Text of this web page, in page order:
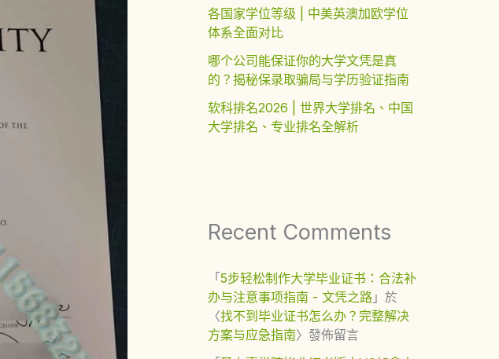
各国家学位等级 | 中美英澳加欧学位
体系全面对比
哪个公司能保证你的大学文凭是真
的？揭秘保录取骗局与学历验证指南
软科排名2026 | 世界大学排名、中国
大学排名、专业排名全解析
Recent Comments
「5步轻松制作大学毕业证书：合法补
办与注意事项指南 - 文凭之路 」於
〈找不到毕业证书怎么办？完整解决
方案与应急指南〉發佈留言